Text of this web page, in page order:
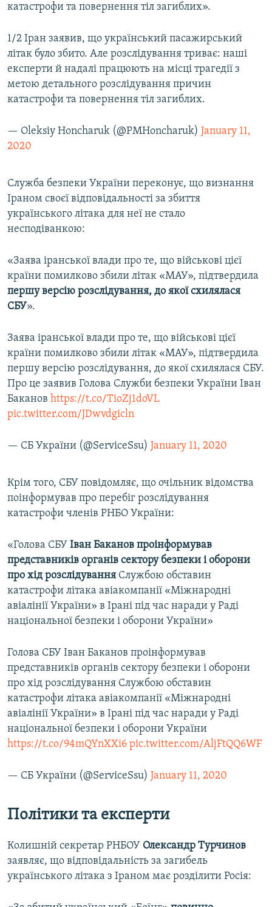
катастрофи та повернення тіл загиблих».
1/2 Іран заявив, що український пасажирський
літак було збито. Але розслідування триває: наші
експерти й надалі працюють на місці трагедії з
метою детального розслідування причин
катастрофи та повернення тіл загиблих.
— Oleksiy Honcharuk (@PMHoncharuk) January 11,
2020
Служба безпеки України переконує, що визнання
Іраном своєї відповідальності за збиття
українського літака для неї не стало
несподіванкою:
«Заява іранської влади про те, що військові цієї
країни помилково збили літак «МАУ», підтвердила
першу версію розслідування, до якої схилялася
СБУ».
Заява іранської влади про те, що військові цієї
країни помилково збили літак «МАУ», підтвердила
першу версію розслідування, до якої схилялася СБУ.
Про це заявив Голова Служби безпеки України Іван
Баканов https://t.co/TioZj1doVL
pic.twitter.com/JDwvdgicln
— СБ України (@ServiceSsu) January 11, 2020
Крім того, СБУ повідомляє, що очільник відомства
поінформував про перебіг розслідування
катастрофи членів РНБО України:
«Голова СБУ Іван Баканов проінформував
представників органів сектору безпеки і оборони
про хід розслідування Службою обставин
катастрофи літака авіакомпанії «Міжнародні
авіалінії України» в Ірані під час наради у Раді
національної безпеки і оборони України»
Голова СБУ Іван Баканов проінформував
представників органів сектору безпеки і оборони
про хід розслідування Службою обставин
катастрофи літака авіакомпанії «Міжнародні
авіалінії України» в Ірані під час наради у Раді
національної безпеки і оборони України
https://t.co/94mQYnXXi6 pic.twitter.com/AljFtQQ6WF
— СБ України (@ServiceSsu) January 11, 2020
Політики та експерти
Колишній секретар РНБОУ Олександр Турчинов
заявляє, що відповідальність за загибель
українського літака з Іраном має розділити Росія: